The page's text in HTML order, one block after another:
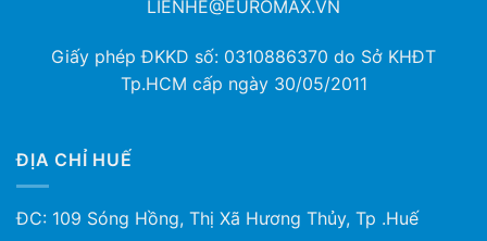
LIENHE@EUROMAX.VN
Giấy phép ĐKKD số: 0310886370 do Sở KHĐT
Tp.HCM cấp ngày 30/05/2011
ĐỊA CHỈ HUẾ
ĐC: 109 Sóng Hồng, Thị Xã Hương Thủy, Tp .Huế